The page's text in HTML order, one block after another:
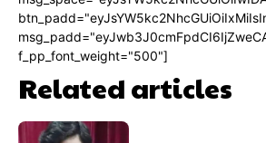
f_pp_font_weight="500"]
Related articles